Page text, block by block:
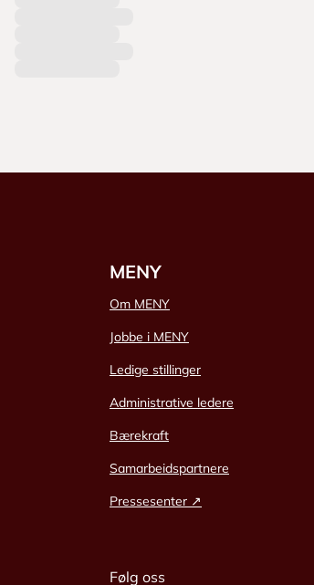
MENY
Om MENY
Jobbe i MENY
Ledige stillinger
Administrative ledere
Bærekraft
Samarbeidspartnere
Pressesenter ↗
Følg oss